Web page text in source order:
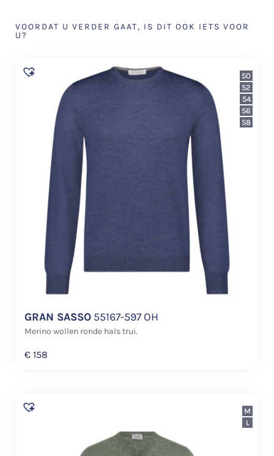
VOORDAT U VERDER GAAT, IS DIT OOK IETS VOOR
U?
GRAN SASSO 55167-597 OH
Merino wollen ronde hals trui.
€ 158
50
52
54
56
58
M
L